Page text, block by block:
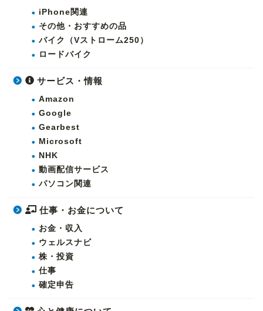
iPhone関連
その他・おすすめの品
バイク（Vストローム250）
ロードバイク
サービス・情報
Amazon
Google
Gearbest
Microsoft
NHK
動画配信サービス
パソコン関連
仕事・お金について
お金・収入
ウェルスナビ
株・投資
仕事
確定申告